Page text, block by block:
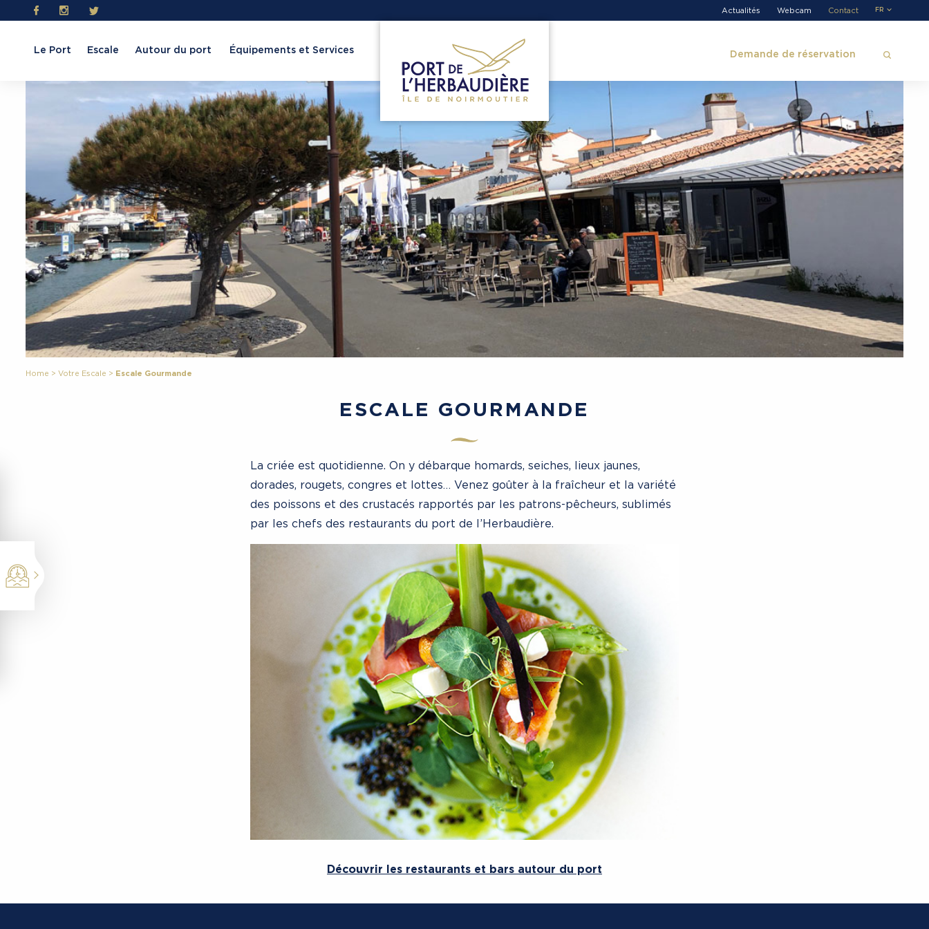
Actualités Webcam Contact FR
Demande de réservation
Le Port Escale Autour du port Équipements et Services
Home > Votre Escale > Escale Gourmande
ESCALE GOURMANDE
La criée est quotidienne. On y débarque homards, seiches, lieux jaunes,
dorades, rougets, congres et lottes… Venez goûter à la fraîcheur et la variété
des poissons et des crustacés rapportés par les patrons-pêcheurs, sublimés
par les chefs des restaurants du port de l’Herbaudière.
Découvrir les restaurants et bars autour du port